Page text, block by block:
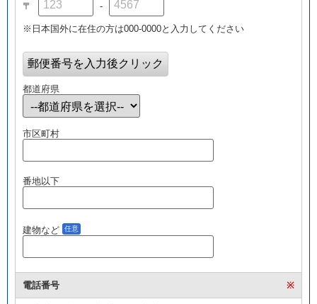
〒 -
※日本国外に在住の方は000-0000と入力してください
都道府県
市区町村
番地以下
建物など 任意
電話番号 ※